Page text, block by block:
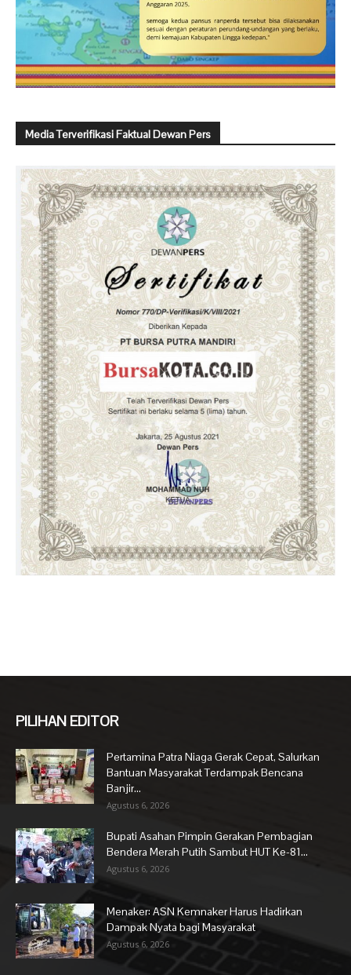
Media Terverifikasi Faktual Dewan Pers
PILIHAN EDITOR
Pertamina Patra Niaga Gerak Cepat, Salurkan
Bantuan Masyarakat Terdampak Bencana
Banjir...
Agustus 6, 2026
Bupati Asahan Pimpin Gerakan Pembagian
Bendera Merah Putih Sambut HUT Ke-81...
Agustus 6, 2026
Menaker: ASN Kemnaker Harus Hadirkan
Dampak Nyata bagi Masyarakat
Agustus 6, 2026